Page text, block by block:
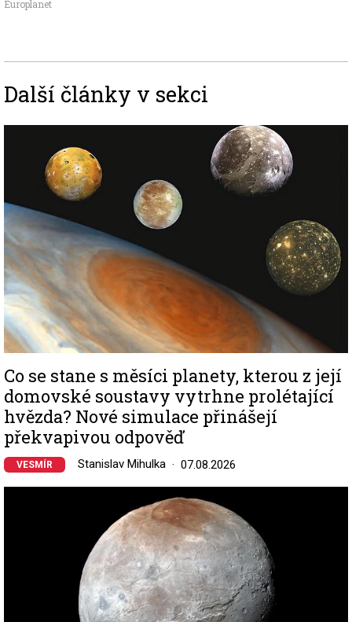
Europlanet
Další články v sekci
Co se stane s měsíci planety, kterou z její
domovské soustavy vytrhne prolétající
hvězda? Nové simulace přinášejí
překvapivou odpověď
VESMÍR Stanislav Mihulka 07.08.2026